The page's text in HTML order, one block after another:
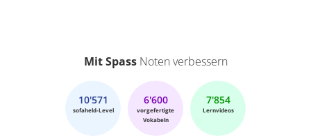
Mit SpassNoten verbessern
10'571
sofaheld-Level
6'600
vorgefertigte
Vokabeln
7'854
Lernvideos